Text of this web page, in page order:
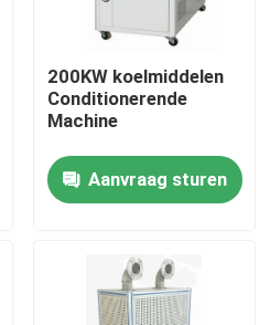
200KW koelmiddelen
Conditionerende
Machine
Aanvraag sturen